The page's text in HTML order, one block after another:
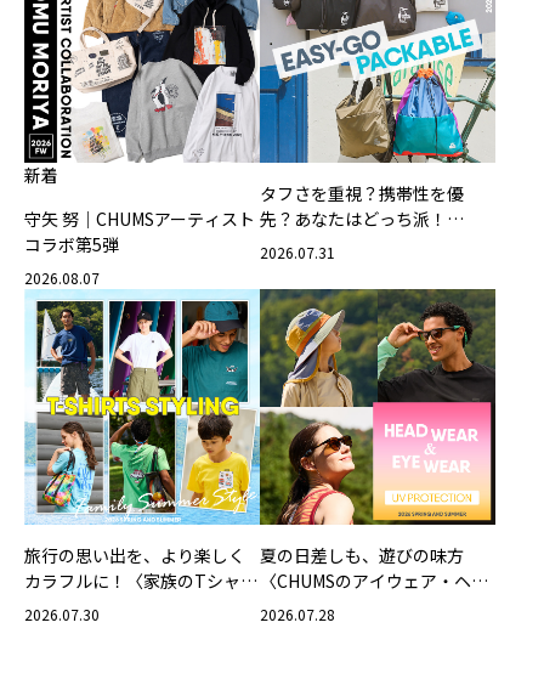
新着
守矢 努｜CHUMSアーティスト
コラボ第5弾
2026.08.07
タフさを重視？携帯性を優
先？あなたはどっち派！
CHUMSの軽量バッグ
2026.07.31
旅行の思い出を、より楽しく
カラフルに！〈家族のTシャツ
スタイリング特集〉
2026.07.30
夏の日差しも、遊びの味方
〈CHUMSのアイウェア・ヘッ
ドウェア〉
2026.07.28